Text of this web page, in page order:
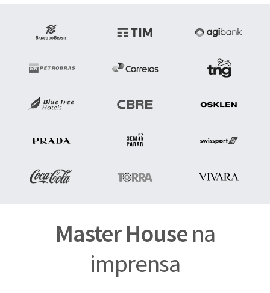
Master Housena
imprensa